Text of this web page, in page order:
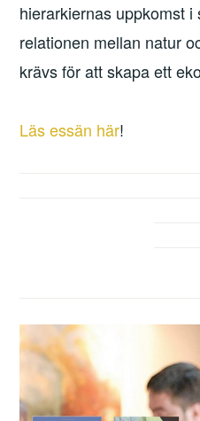
hierarkiernas uppkomst
relationen mellan natur
krävs för att skapa ett
Läs essän här!